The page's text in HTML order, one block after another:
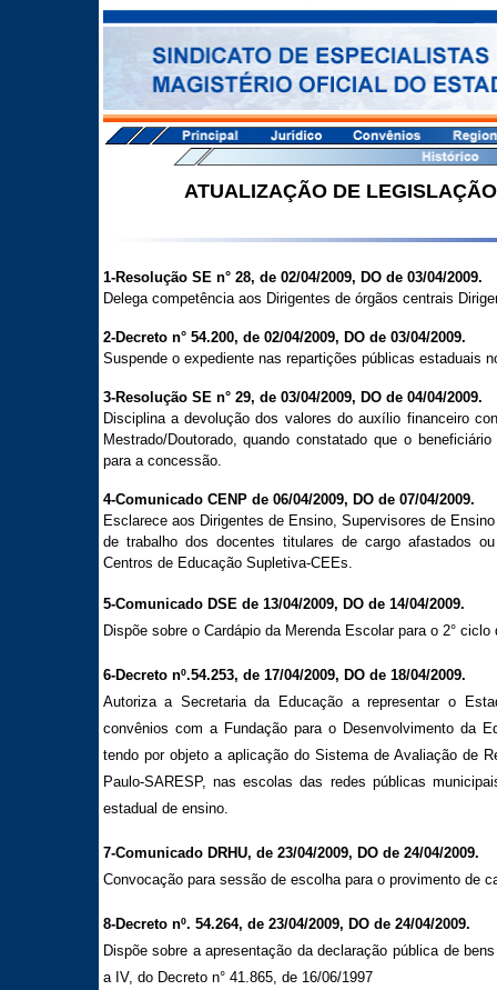
ATUALIZAÇÃO DE
1-Resolução SE n° 28, de 02/04/2009, DO de 03/04/2009.
Delega competência aos Dirigentes de órgãos centrais
2-Decreto n° 54.200, de 02/04/2009, DO de 03/04/2009.
Suspende o expediente nas repartições públicas estaduais
3-Resolução SE n° 29, de 03/04/2009, DO de 04/04/2009.
Disciplina a devolução dos valores do auxílio financeiro
Mestrado/Doutorado, quando constatado que o
para a concessão.
4-Comunicado CENP de 06/04/2009, DO de 07/04/2009.
Esclarece aos Dirigentes de Ensino, Supervisores de
de trabalho dos docentes titulares de cargo afastados
Centros de Educação Supletiva-CEEs.
5-Comunicado DSE de 13/04/2009, DO de 14/04/2009.
Dispõe sobre o Cardápio da Merenda Escolar para o 2°
6-Decreto nº.54.253, de 17/04/2009, DO de 18/04/2009.
Autoriza a Secretaria da Educação a representar o
convênios com a Fundação para o Desenvolvimento da
tendo por objeto a aplicação do Sistema de Avaliação de
Paulo-SARESP, nas escolas das redes públicas
estadual de ensino.
7-Comunicado DRHU, de 23/04/2009, DO de 24/04/2009.
Convocação para sessão de escolha para o provimento de
8-Decreto nº. 54.264, de 23/04/2009, DO de 24/04/2009.
Dispõe sobre a apresentação da declaração pública de
a IV, do Decreto n° 41.865, de 16/06/1997